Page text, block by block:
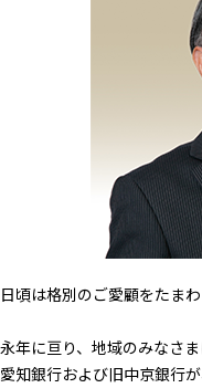
日頃は格別のご愛顧をたま
永年に亘り、地域のみなさ
愛知銀行および旧中京銀行